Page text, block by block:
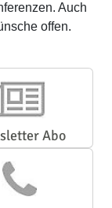
Auch
offen.
Abo